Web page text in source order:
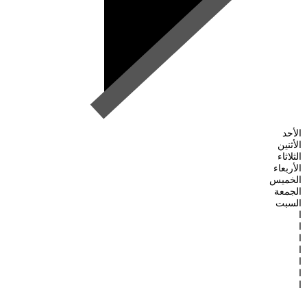
الأحد
الأثنين
الثلاثاء
الأربعاء
الخميس
الجمعة
السبت